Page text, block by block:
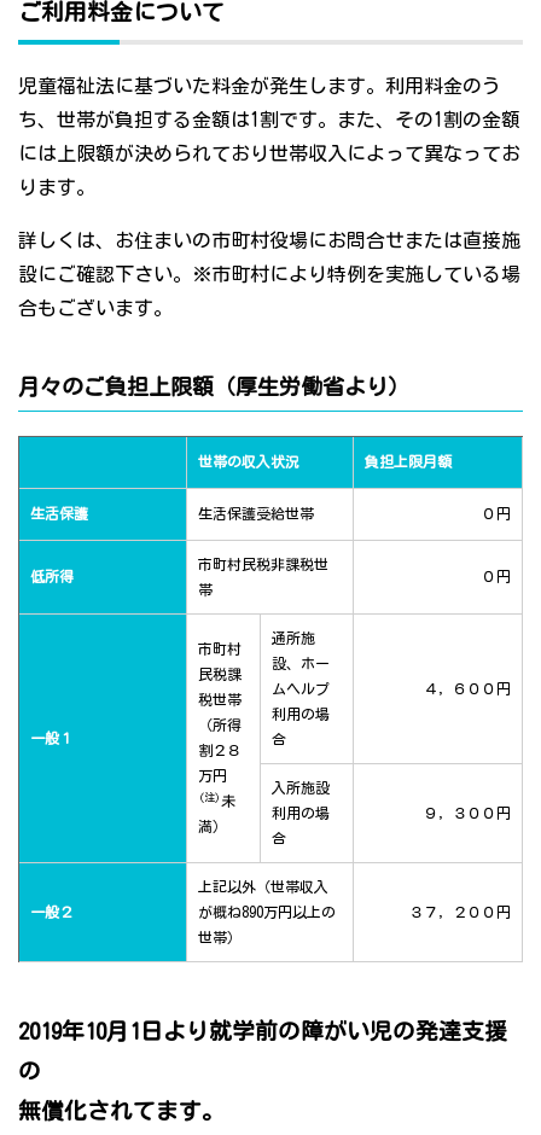
ご利用料金について
児童福祉法に基づいた料金が発生します。利用料金のう
ち、世帯が負担する金額は1割です。また、その1割の金額
には上限額が決められており世帯収入によって異なってお
ります。
詳しくは、お住まいの市町村役場にお問合せまたは直接施
設にご確認下さい。※市町村により特例を実施している場
合もございます。
月々のご負担上限額（厚生労働省より）
世帯の収入状況 負担上限月額
生活保護 生活保護受給世帯 ０円
低所得
市町村民税非課税世
帯
０円
一般１
市町村
民税課
税世帯
（所得
割２８
万円
(注) 未
満）
通所施
設、ホー
ムヘルプ
利用の場
合
４，６００円
入所施設
利用の場
合
９，３００円
一般２
上記以外（世帯収入
が概ね890万円以上の
世帯）
３７，２００円
2019年10月1日より就学前の障がい児の発達支援
の
無償化されてます。